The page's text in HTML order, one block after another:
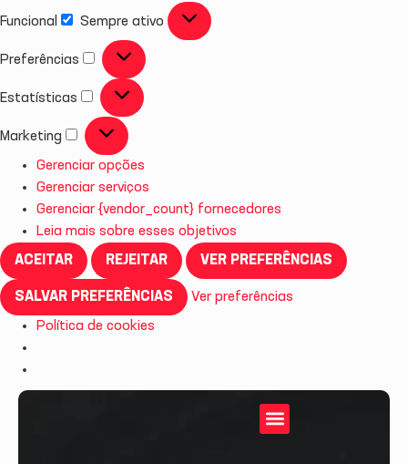
Funcional Sempre ativo
Preferências
Estatísticas
Marketing
Gerenciar opções
Gerenciar serviços
Gerenciar {vendor_count} fornecedores
Leia mais sobre esses objetivos
ACEITAR
REJEITAR VER PREFERÊNCIAS
SALVAR PREFERÊNCIAS
Ver preferências
Política de cookies